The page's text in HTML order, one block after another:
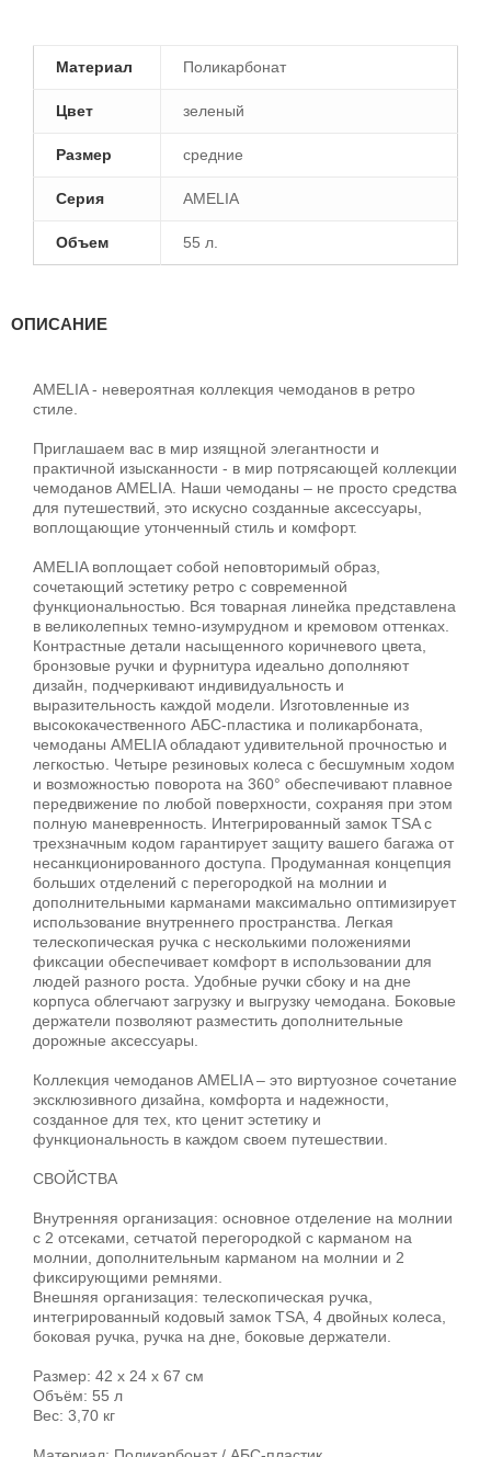
Материал Поликарбонат
Цвет зеленый
Размер средние
Серия AMELIA
Объем 55 л.
ОПИСАНИЕ
AMELIA - невероятная коллекция чемоданов в ретро
стиле.
Приглашаем вас в мир изящной элегантности и
практичной изысканности - в мир потрясающей коллекции
чемоданов AMELIA. Наши чемоданы – не просто средства
для путешествий, это искусно созданные аксессуары,
воплощающие утонченный стиль и комфорт.
AMELIA воплощает собой неповторимый образ,
сочетающий эстетику ретро с современной
функциональностью. Вся товарная линейка представлена
в великолепных темно-изумрудном и кремовом оттенках.
Контрастные детали насыщенного коричневого цвета,
бронзовые ручки и фурнитура идеально дополняют
дизайн, подчеркивают индивидуальность и
выразительность каждой модели. Изготовленные из
высококачественного АБС-пластика и поликарбоната,
чемоданы AMELIA обладают удивительной прочностью и
легкостью. Четыре резиновых колеса с бесшумным ходом
и возможностью поворота на 360° обеспечивают плавное
передвижение по любой поверхности, сохраняя при этом
полную маневренность. Интегрированный замок TSA с
трехзначным кодом гарантирует защиту вашего багажа от
несанкционированного доступа. Продуманная концепция
больших отделений с перегородкой на молнии и
дополнительными карманами максимально оптимизирует
использование внутреннего пространства. Легкая
телескопическая ручка с несколькими положениями
фиксации обеспечивает комфорт в использовании для
людей разного роста. Удобные ручки сбоку и на дне
корпуса облегчают загрузку и выгрузку чемодана. Боковые
держатели позволяют разместить дополнительные
дорожные аксессуары.
Коллекция чемоданов AMELIA – это виртуозное сочетание
эксклюзивного дизайна, комфорта и надежности,
созданное для тех, кто ценит эстетику и
функциональность в каждом своем путешествии.
СВОЙСТВА
Внутренняя организация: основное отделение на молнии
с 2 отсеками, сетчатой перегородкой с карманом на
молнии, дополнительным карманом на молнии и 2
фиксирующими ремнями.
Внешняя организация: телескопическая ручка,
интегрированный кодовый замок TSA, 4 двойных колеса,
боковая ручка, ручка на дне, боковые держатели.
Размер: 42 х 24 х 67 см
Объём: 55 л
Вес: 3,70 кг